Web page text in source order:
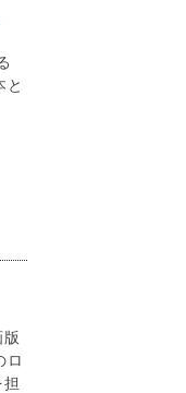
と
ロ